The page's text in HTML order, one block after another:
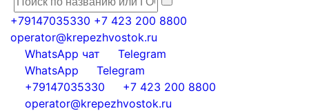
+79147035330 +7 423 200 8800
operator@krepezhvostok.ru
WhatsApp чат
Telegram
WhatsApp
Telegram
+79147035330
+7 423 200 8800
operator@krepezhvostok.ru